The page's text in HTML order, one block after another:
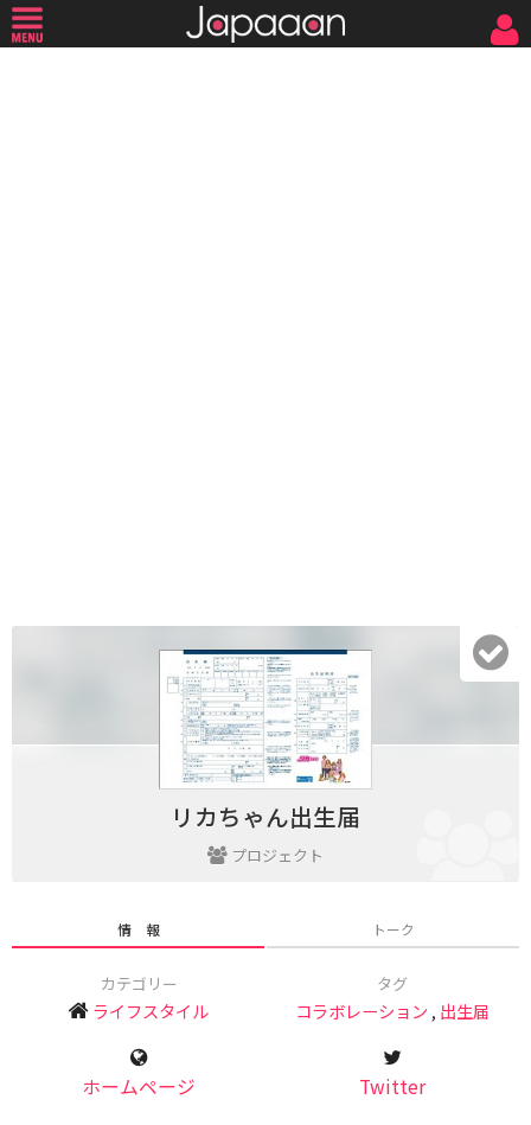
リカちゃん出生届
プロジェクト
情 報 トーク
カテゴリー
ライフスタイル
タグ
コラボレーション , 出生届
ホームページ Twitter